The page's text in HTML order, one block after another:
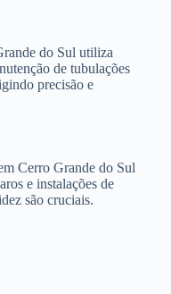
do Sul utiliza
de tubulações
precisão e
Cerro Grande do Sul
e instalações de
são cruciais.